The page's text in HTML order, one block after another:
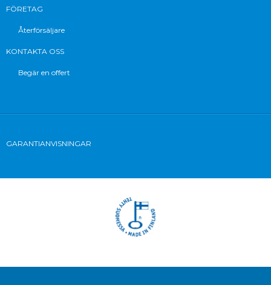
FÖRETAG
Återförsäljare
KONTAKTA OSS
Begär en offert
GARANTIANVISNINGAR